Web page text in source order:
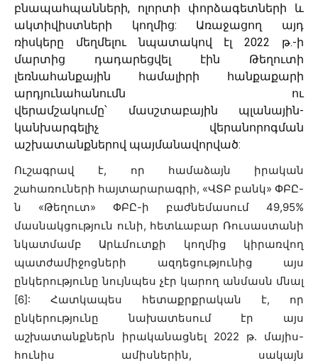
բնապահպանների, ոլորտի փորձագետների և
ակտիվիստների կողմից: Առաջացող այդ
ռիսկերը մեղմելու նպատակով էլ 2022 թ.-ի
մարտից դադարեցվել էին Թեղուտի
լեռնահանքային համալիրի հանքաքարի
արդյունահանումն ու
վերամշակումը՝ մասշտաբային պլանային-
կանխարգելիչ վերանորոգման
աշխատանքներով պայմանավորված:
Ուշագրավ է, որ համաձայն իրական
շահառուների հայտարարագրի, «ՎՏԲ բանկ» ՓԲԸ-
ն «Թեղուտ» ՓԲԸ-ի բաժնեմասում 49,95%
մասնակցություն ունի, հետևաբար Ռուսաստանի
նկատմամբ Արևմուտքի կողմից կիրառվող
պատժամիջոցների ազդեցությունից այս
ընկերությունը նույնպես չէր կարող անմասն մնալ
[6]: Հատկապես հետաքրքրական է, որ
ընկերությունը նախատեսում էր այս
աշխատանքներն իրականացնել 2022 թ. մայիս-
հունիս ամիսներին, սակայն